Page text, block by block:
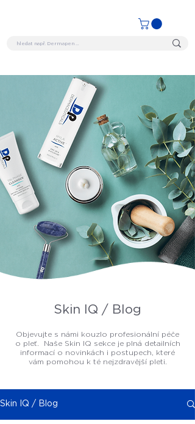
Skin IQ / Blog
Objevujte s námi kouzlo profesionální péče
o pleť. Naše Skin IQ sekce je plná detailních
informací o novinkách i postupech, které
vám pomohou k té nejzdravější pleti.
Skin IQ / Blog